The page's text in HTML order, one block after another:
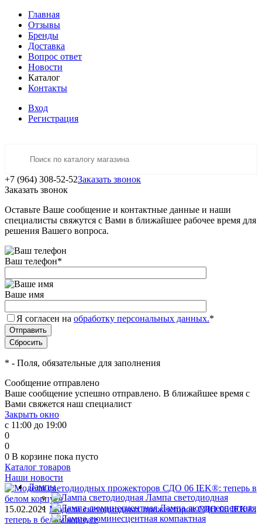
Главная
Отзывы
Бренды
Доставка
Вопрос ответ
Новости
Каталог
Контакты
Вход
Регистрация
+7 (964) 308-52-52Заказать звонок
Заказать звонок
Оставьте Ваше сообщение и контактные данные и наши
специалисты свяжутся с Вами в ближайшее рабочее время для
решения Вашего вопроса.
Ваш телефон*
Ваше имя
Я согласен на обработку персональных данных.*
* - Поля, обязательные для заполнения
Сообщение отправлено
Ваше сообщение успешно отправлено. В ближайшее время с
Вами свяжется наш специалист
Закрыть окно
с 11:00 до 19:00
0
0
0 В корзине пока пусто
Каталог товаров
Лампы
Лампа светодиодная
Лампа люминесцентная
Наши новости
15.02.2021 Модели светодиодных прожекторов СДО 06 IEK®:
теперь в белом корпусе